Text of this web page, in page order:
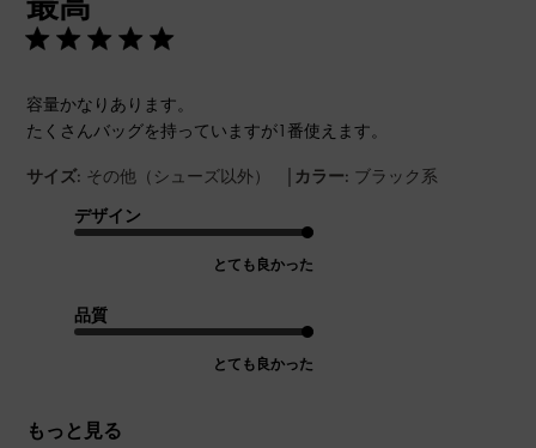
容量かなりあります。
たくさんバッグを持っていますが1番使えます。
サイズ: その他（シューズ以外） | カラー: ブラック系
デザイン
とても良かった
品質
とても良かった
もっと見る